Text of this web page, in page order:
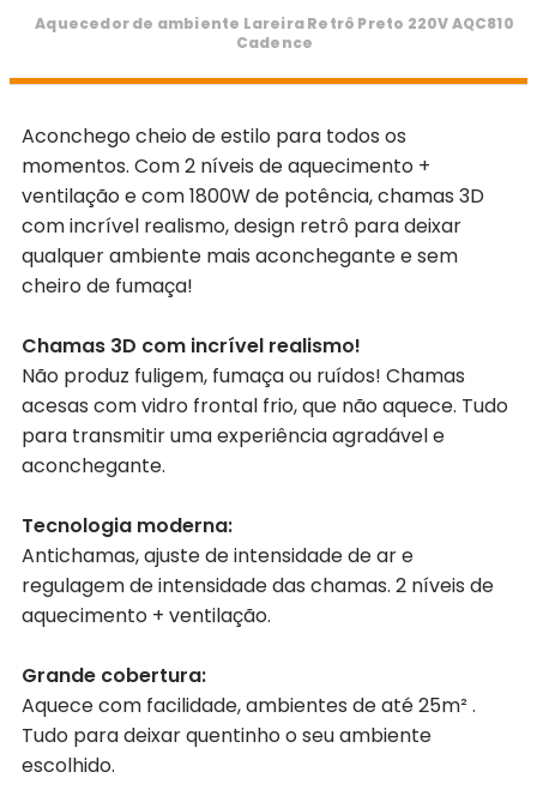
Aquecedor de ambiente Lareira Retrô Preto 220V AQC810
Cadence
Aconchego cheio de estilo para todos os
momentos. Com 2 níveis de aquecimento +
ventilação e com 1800W de potência, chamas 3D
com incrível realismo, design retrô para deixar
qualquer ambiente mais aconchegante e sem
cheiro de fumaça!
Chamas 3D com incrível realismo!
Não produz fuligem, fumaça ou ruídos! Chamas
acesas com vidro frontal frio, que não aquece. Tudo
para transmitir uma experiência agradável e
aconchegante.
Tecnologia moderna:
Antichamas, ajuste de intensidade de ar e
regulagem de intensidade das chamas. 2 níveis de
aquecimento + ventilação.
Grande cobertura:
Aquece com facilidade, ambientes de até 25m² .
Tudo para deixar quentinho o seu ambiente
escolhido.